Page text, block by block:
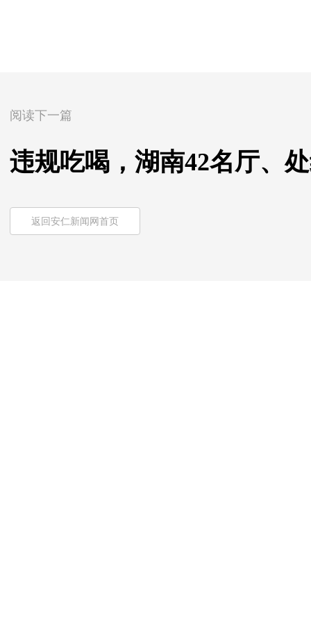
阅读下一篇
违规吃喝，湖南42名厅、
返回安仁新闻网首页